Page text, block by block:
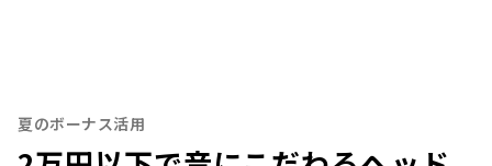
夏のボーナス活用